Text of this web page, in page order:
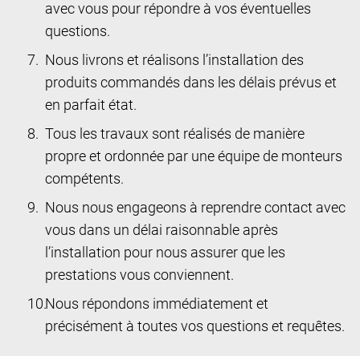
avec vous pour répondre à vos éventuelles
questions.
Nous livrons et réalisons l’installation des
produits commandés dans les délais prévus et
en parfait état.
Tous les travaux sont réalisés de manière
propre et ordonnée par une équipe de monteurs
compétents.
Nous nous engageons à reprendre contact avec
vous dans un délai raisonnable après
l’installation pour nous assurer que les
prestations vous conviennent.
Nous répondons immédiatement et
précisément à toutes vos questions et requêtes.